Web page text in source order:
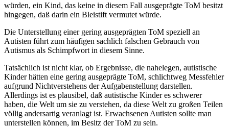
würden, ein Kind, das keine in diesem Fall ausgeprägte ToM besitzt
hingegen, daß darin ein Bleistift vermutet würde.
Die Unterstellung einer gering ausgeprägten ToM speziell an
Autisten führt zum häufigen sachlich falschen Gebrauch von
Autismus als Schimpfwort in diesem Sinne.
Tatsächlich ist nicht klar, ob Ergebnisse, die nahelegen, autistische
Kinder hätten eine gering ausgeprägte ToM, schlichtweg Messfehler
aufgrund Nichtverstehens der Aufgabenstellung darstellen.
Allerdings ist es plausibel, daß autistische Kinder es schwerer
haben, die Welt um sie zu verstehen, da diese Welt zu großen Teilen
völlig andersartig veranlagt ist. Erwachsenen Autisten sollte man
unterstellen können, im Besitz der ToM zu sein.